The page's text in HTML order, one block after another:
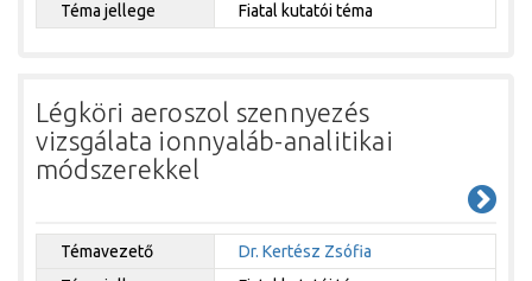
Téma jellege
Fiatal kutatói téma
Légköri aeroszol szennyezés
vizsgálata ionnyaláb-analitikai
módszerekkel
Témavezető
Dr. Kertész Zsófia